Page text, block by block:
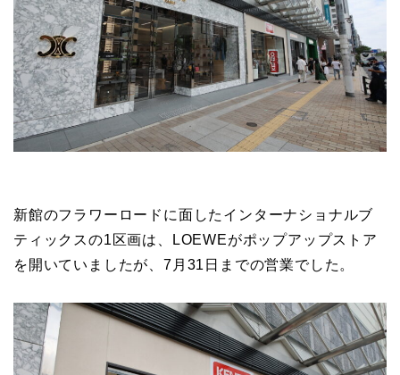
新館のフラワーロードに面したインターナショナルブ
ティックスの1区画は、LOEWEがポップアップストア
を開いていましたが、7月31日までの営業でした。